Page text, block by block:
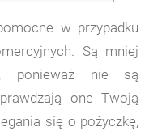
w przypadku
Są mniej
ponieważ nie są
one Twoją
się o pożyczkę,